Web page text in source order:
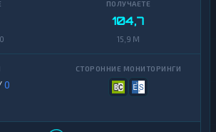
104,7
15,9 M
0